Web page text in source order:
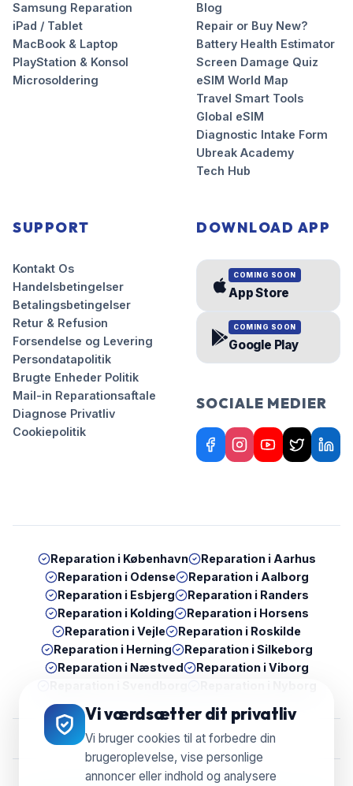
Vi værdsætter dit privatliv
Vi bruger cookies til at forbedre din
brugeroplevelse, vise personlige
annoncer eller indhold og analysere
Samsung Reparation
iPad / Tablet
MacBook & Laptop
PlayStation & Konsol
Microsoldering
Blog
Repair or Buy New?
Battery Health Estimator
Screen Damage Quiz
eSIM World Map
Travel Smart Tools
Global eSIM
Diagnostic Intake Form
Ubreak Academy
Tech Hub
SUPPORT
Kontakt Os
Handelsbetingelser
Betalingsbetingelser
Retur & Refusion
Forsendelse og Levering
Persondatapolitik
Brugte Enheder Politik
Mail-in Reparationsaftale
Diagnose Privatliv
Cookiepolitik
DOWNLOAD APP
COMING SOON
App Store
COMING SOON
Google Play
SOCIALE MEDIER
Reparation i København Reparation i Aarhus
Reparation i Odense Reparation i Aalborg
Reparation i Esbjerg Reparation i Randers
Reparation i Kolding Reparation i Horsens
Reparation iVejle Reparation i Roskilde
Reparation i Herning Reparation i Silkeborg
Reparation i Næstved Reparation i Viborg